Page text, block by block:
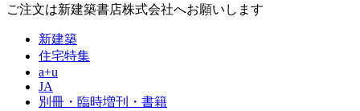
ご注文は新建築書店株式会社へお願いします
新建築
住宅特集
a+u
JA
別冊・臨時増刊・書籍